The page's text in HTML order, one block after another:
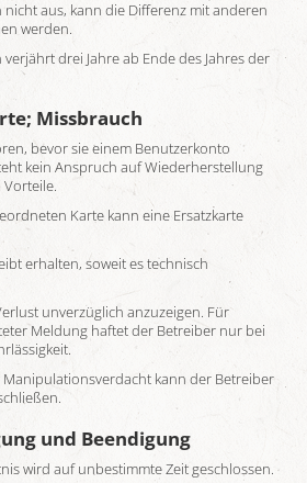
nicht aus, kann die Differenz mit anderen
werden.
drei Jahre ab Ende des Jahres der
Missbrauch
bevor sie einem Benutzerkonto
kein Anspruch auf Wiederherstellung
Karte kann eine Ersatzkarte
erhalten, soweit es technisch
unverzüglich anzuzeigen. Für
Meldung haftet der Betreiber nur bei
kann der Betreiber
und Beendigung
wird auf unbestimmte Zeit geschlossen.